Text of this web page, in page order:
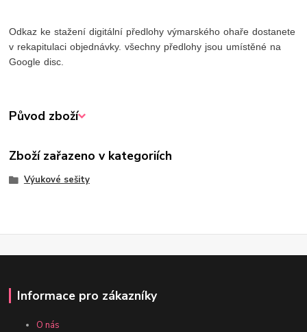
Odkaz ke stažení digitální předlohy výmarského ohaře dostanete
v rekapitulaci objednávky. všechny předlohy jsou umístěné na
Google disc.
Původ zboží
Zboží zařazeno v kategoriích
Výukové sešity
Informace pro zákazníky
O nás